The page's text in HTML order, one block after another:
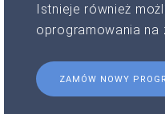
Istnieje również
oprogramowania na
ZAMÓW NOWY